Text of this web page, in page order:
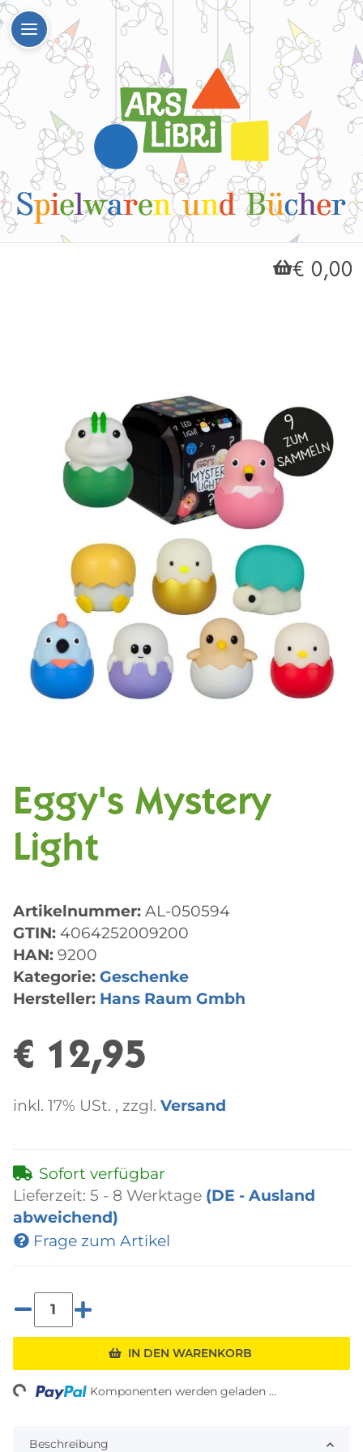
€ 0,00
Eggy's Mystery
Light
Artikelnummer: AL-050594
GTIN: 4064252009200
HAN: 9200
Kategorie: Geschenke
Hersteller: Hans Raum Gmbh
€ 12,95
inkl. 17% USt. , zzgl. Versand
Sofort verfügbar
Lieferzeit: 5 - 8 Werktage (DE - Ausland
abweichend)
Frage zum Artikel
IN DEN WARENKORB
Komponenten werden geladen ...
Beschreibung